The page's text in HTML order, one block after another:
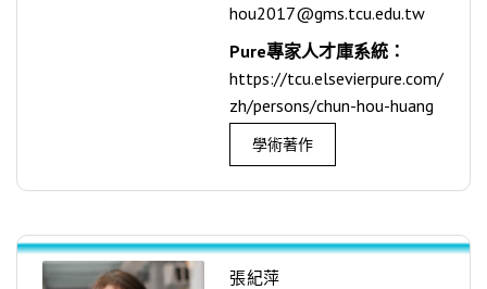
hou2017@gms.tcu.edu.tw
Pure專家人才庫系統：
https://tcu.elsevierpure.com/
zh/persons/chun-hou-huang
學術著作
張紀萍